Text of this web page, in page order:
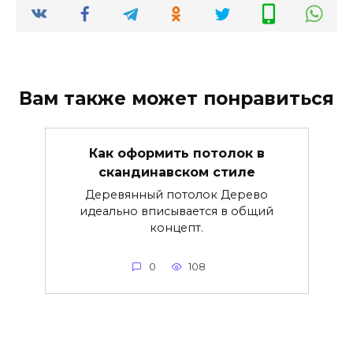
Вам также может понравиться
Как оформить потолок в
скандинавском стиле
Деревянный потолок Дерево
идеально вписывается в общий
концепт.
0 108